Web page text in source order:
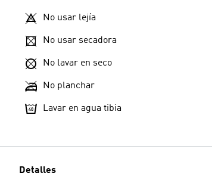
No usar lejía
No usar secadora
No lavar en seco
No planchar
Lavar en agua tibia
Detalles